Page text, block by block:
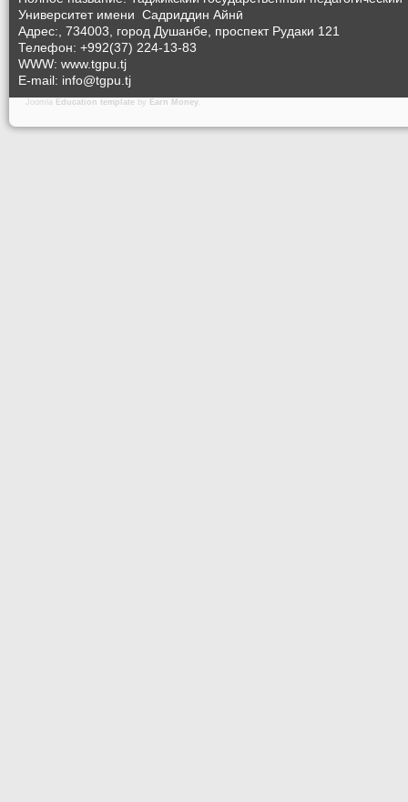
Университет имени Садриддин Айнӣ
Адрес:, 734003, город Душанбе, проспект Рудаки 121
Телефон: +992(37) 224-13-83
WWW: www.tgpu.tj
E-mail: info@tgpu.tj
Joomla Education template by Earn Money.